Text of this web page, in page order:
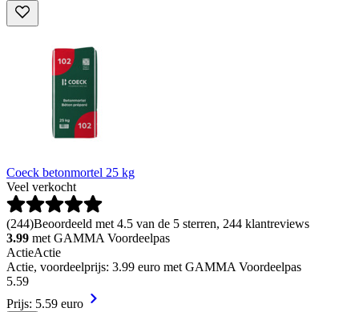
Coeck betonmortel 25 kg
Veel verkocht
(244)Beoordeeld met 4.5 van de 5 sterren, 244 klantreviews
3.99 met GAMMA Voordeelpas
ActieActie
Actie, voordeelprijs: 3.99 euro met GAMMA Voordeelpas
5.59
Prijs: 5.59 euro